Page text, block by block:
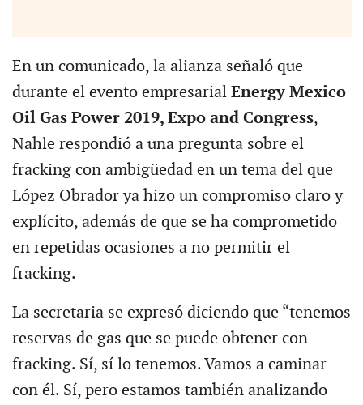
En un comunicado, la alianza señaló que
durante el evento empresarial Energy Mexico
Oil Gas Power 2019, Expo and Congress,
Nahle respondió a una pregunta sobre el
fracking con ambigüedad en un tema del que
López Obrador ya hizo un compromiso claro y
explícito, además de que se ha comprometido
en repetidas ocasiones a no permitir el
fracking.
La secretaria se expresó diciendo que “tenemos
reservas de gas que se puede obtener con
fracking. Sí, sí lo tenemos. Vamos a caminar
con él. Sí, pero estamos también analizando